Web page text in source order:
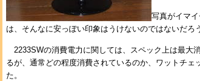
写真がイマ
は、そんなに安っぽい印象はうけないのではないだろ
2233SWの消費電力に関しては、スペック上は最大
るが、通常どの程度消費されているのか、ワットチェ
た。